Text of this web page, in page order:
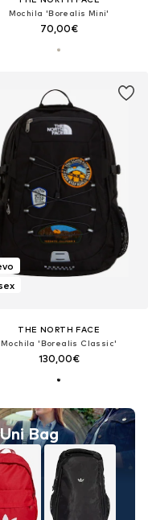
Mochila 'Borealis Mini'
70,00€
Bag
THE NORTH FACE
Mochila 'Borealis Classic'
130,00€